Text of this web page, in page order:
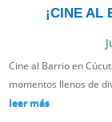
¡CINE AL
Cine al Barrio en
momentos llenos de
leer más